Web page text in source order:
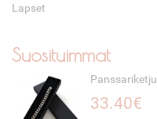
Lapset
Suosituimmat
Panssariketju
33.40€